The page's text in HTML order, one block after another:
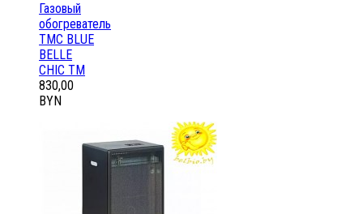
Газовый
обогреватель
ТМС BLUE
BELLE
CHIC ТМ
830,00
BYN